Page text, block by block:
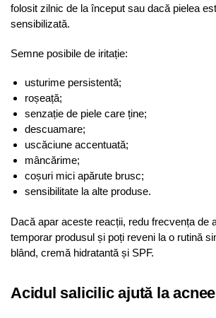
folosit zilnic de la început sau dacă pielea
sensibilizată.
Semne posibile de iritație:
usturime persistentă;
roșeață;
senzație de piele care ține;
descuamare;
uscăciune accentuată;
mâncărime;
coșuri mici apărute brusc;
sensibilitate la alte produse.
Dacă apar aceste reacții, redu frecvența de
temporar produsul și poți reveni la o rutină
blând, cremă hidratantă și SPF.
Acidul salicilic ajută la